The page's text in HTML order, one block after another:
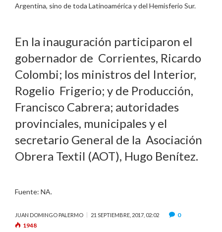
Argentina, sino de toda Latinoamérica y del Hemisferio Sur.
En la inauguración participaron el
gobernador de Corrientes, Ricardo
Colombi; los ministros del Interior,
Rogelio Frigerio; y de Producción,
Francisco Cabrera; autoridades
provinciales, municipales y el
secretario General de la Asociación
Obrera Textil (AOT), Hugo Benítez.
Fuente: NA.
JUAN DOMINGO PALERMO 21 SEPTIEMBRE, 2017, 02:02
0
1948